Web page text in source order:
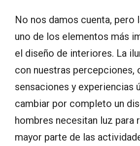
No nos damos cuenta, pero
uno de los elementos más
el diseño de interiores. La
con nuestras percepciones,
sensaciones y experiencias
cambiar por completo un
hombres necesitan luz para
mayor parte de las